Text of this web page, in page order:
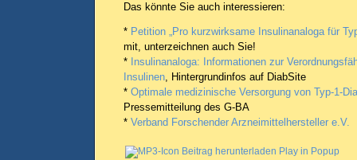
Das könnte Sie auch interessieren:
* Petition „Pro kurzwirksame Insulinanaloga für
mit, unterzeichnen auch Sie!
* Insulinanaloga: Informationen zur
Insulinen, Hintergrundinfos auf DiabSite
* Optimale medizinische Versorgung von Typ-1-
Pressemitteilung des G-BA
* Verband Forschender Arzneimittelhersteller e.V.
Beitrag herunterladen Play in Popup